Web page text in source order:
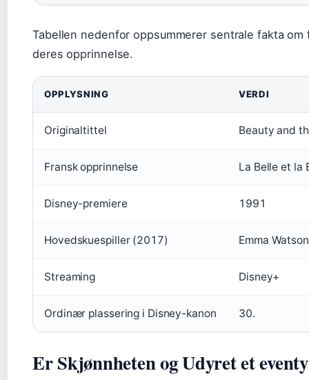
Tabellen nedenfor oppsummerer sentrale fakta om
deres opprinnelse.
OPPLYSNING VERDI
Originaltittel Beauty and
Fransk opprinnelse La Belle et la
Disney-premiere 1991
Hovedskuespiller (2017) Emma Watson
Streaming Disney+
Ordinær plassering i Disney-kanon 30.
Er Skjønnheten og Udyret et